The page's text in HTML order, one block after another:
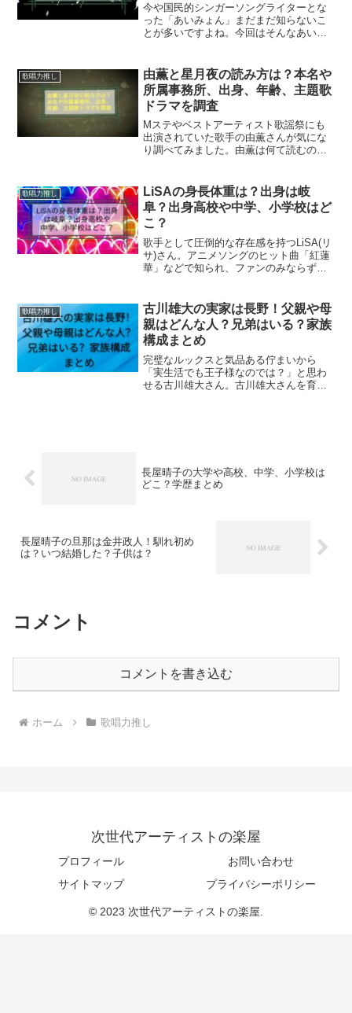
今や国民的シンガーソングライターとな
った「あいみょん」まだまだ知らないこ
とが多いですよね。今回はそんなあいみ
いみょんの身長は何センチで体重はどの
くらいなのか？出身はどこ...
歌唱力推し
由薫と星月夜の読み方は？本名や
所属事務所、出身、年齢、主題歌
ドラマを調査
Mステやベストアーティスト歌謡祭にも
出演されていた歌手の由薫さんが気にな
り調べてみました。由薫は何て読むの？
も気になりますね。由薫の曲「星月夜」
はドラマ主題歌でした。由...
歌唱力推し
LiSAの身長体重は？出身は岐
阜？出身高校や中学、小学校はど
こ？
歌手として圧倒的な存在感を持つLiSA(リ
サ)さん。アニメソングのヒット曲「紅蓮
華」などで知られ、ファンのみならず幅
が多いので、あいまいな部分や噂も多い
んです。そこ...
歌唱力推し
古川雄大の実家は長野！父親や母
親はどんな人？兄弟はいる？家族
構成まとめ
完璧なルックスと気品ある佇まいから
「実生活でも王子様なのでは？」と思わ
せる古川雄大さん。古川雄大さんを育ん
長屋晴子の大学や高校、中学、小学校は
どこ？学歴まとめ
長屋晴子の旦那は金井政人！馴れ初め
は？いつ結婚した？子供は？
コメント
コメントを書き込む
ホーム 歌唱力推し
次世代アーティストの楽屋
プロフィール
お問い合わせ
サイトマップ
プライバシーポリシー
© 2023 次世代アーティストの楽屋.